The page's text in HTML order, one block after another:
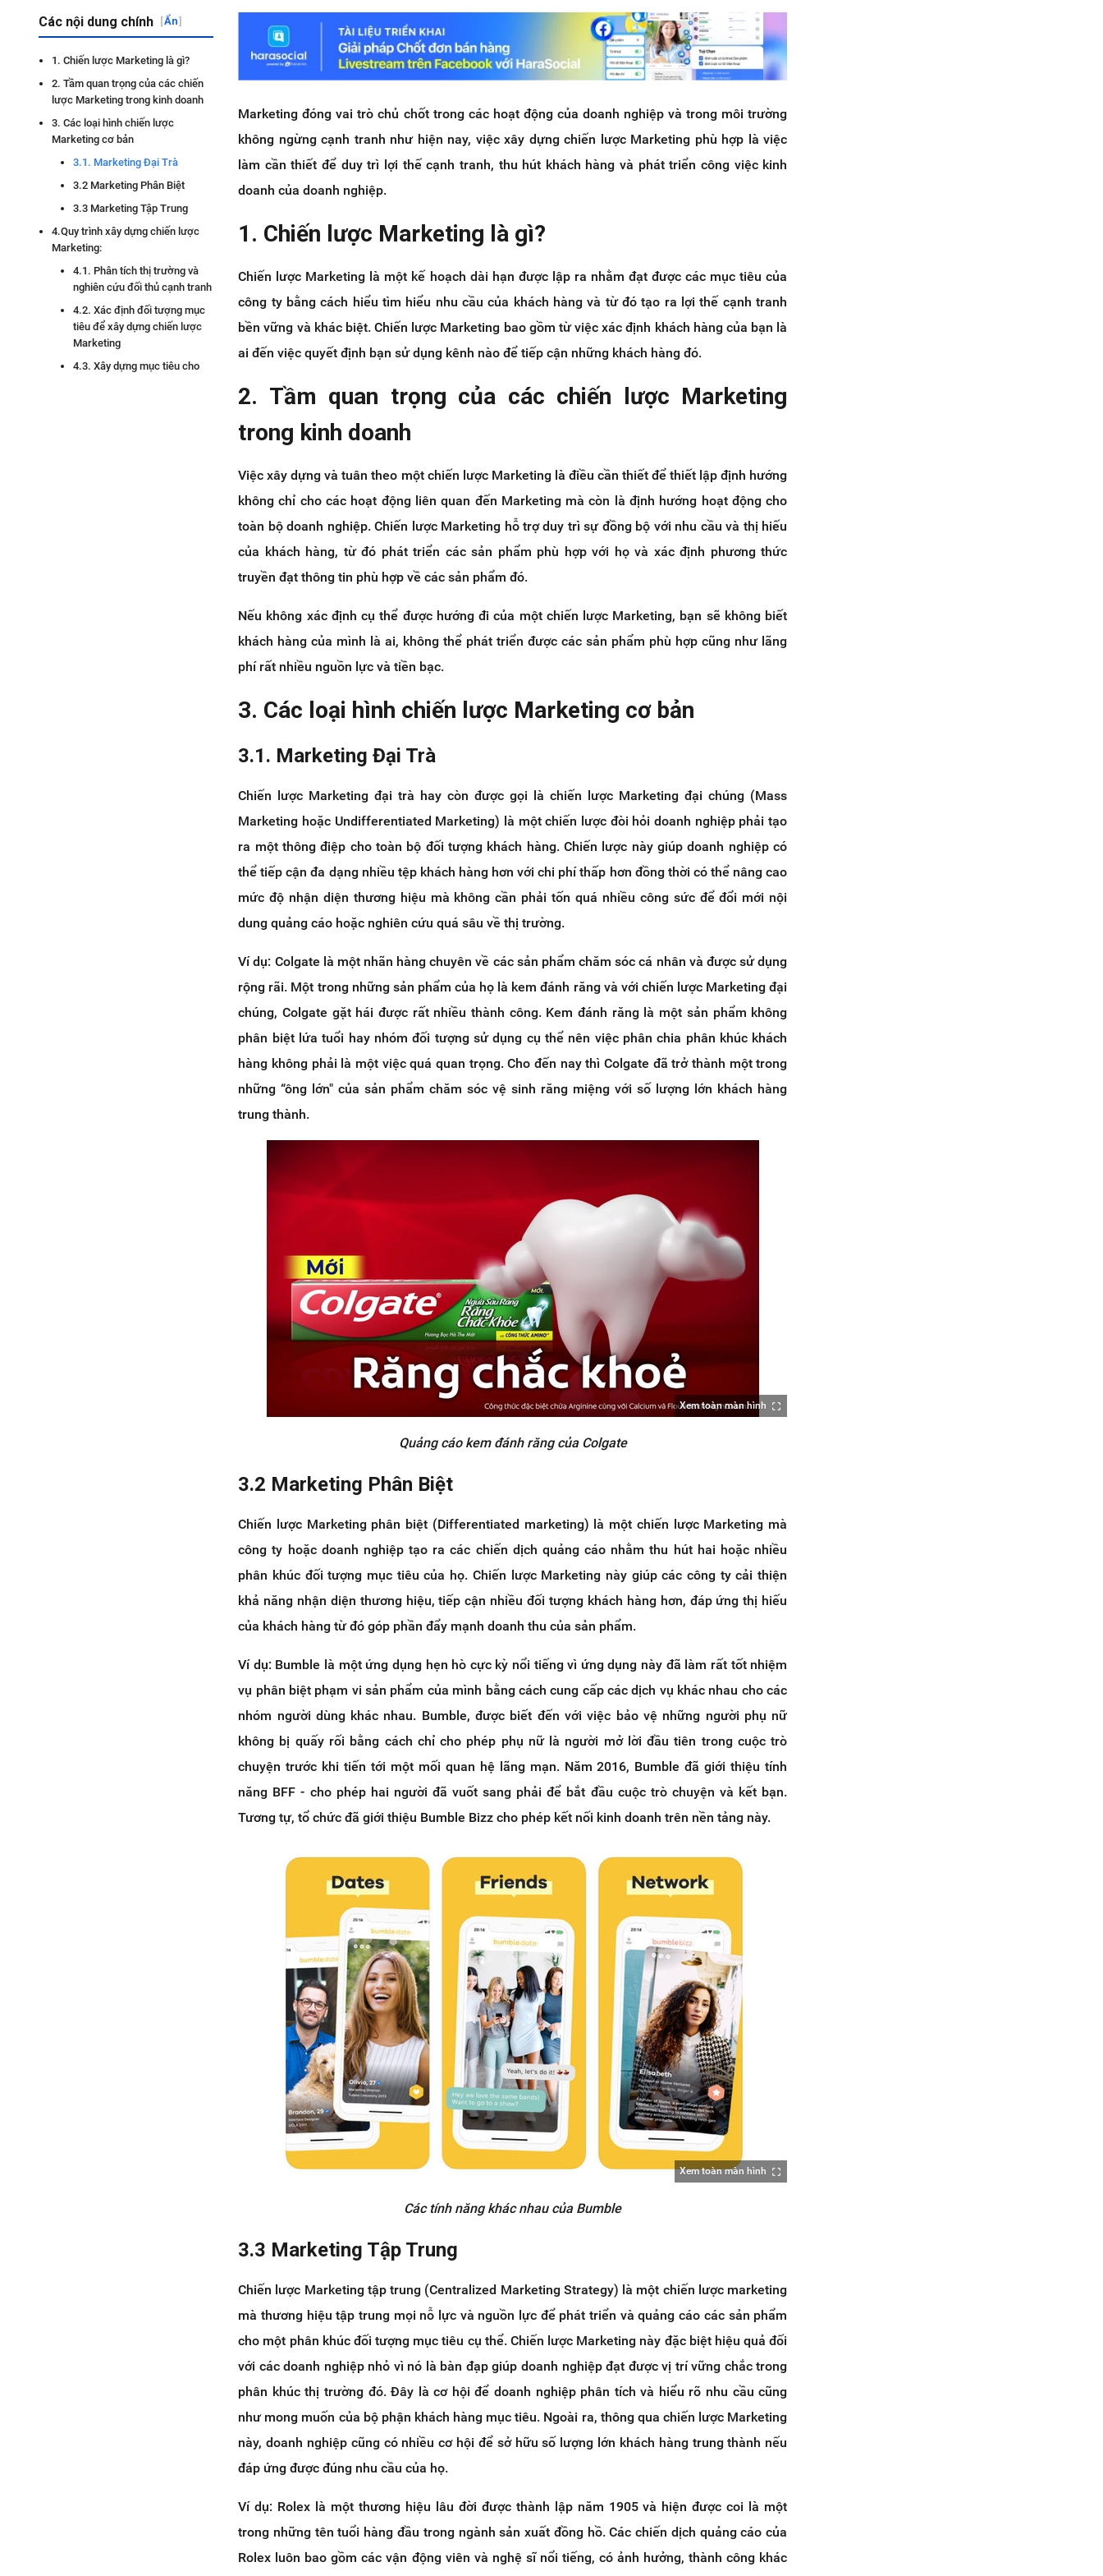
Các nội dung chính [Ẩn]
1. Chiến lược Marketing là gì?
2. Tầm quan trọng của các chiến
lược Marketing trong kinh doanh
3. Các loại hình chiến lược
Marketing cơ bản
3.1. Marketing Đại Trà
3.2 Marketing Phân Biệt
3.3 Marketing Tập Trung
4.Quy trình xây dựng chiến lược
Marketing:
4.1. Phân tích thị trường và
nghiên cứu đối thủ cạnh tranh
4.2. Xác định đối tượng mục
tiêu để xây dựng chiến lược
Marketing
4.3. Xây dựng mục tiêu cho
Marketing đóng vai trò chủ chốt trong các hoạt động của doanh nghiệp và trong môi trường
không ngừng cạnh tranh như hiện nay, việc xây dựng chiến lược Marketing phù hợp là việc
làm cần thiết để duy trì lợi thế cạnh tranh, thu hút khách hàng và phát triển công việc kinh
doanh của doanh nghiệp.
1. Chiến lược Marketing là gì?
Chiến lược Marketing là một kế hoạch dài hạn được lập ra nhằm đạt được các mục tiêu của
công ty bằng cách hiểu tìm hiểu nhu cầu của khách hàng và từ đó tạo ra lợi thế cạnh tranh
bền vững và khác biệt. Chiến lược Marketing bao gồm từ việc xác định khách hàng của bạn là
ai đến việc quyết định bạn sử dụng kênh nào để tiếp cận những khách hàng đó.
2. Tầm quan trọng của các chiến lược Marketing
trong kinh doanh
Việc xây dựng và tuân theo một chiến lược Marketing là điều cần thiết để thiết lập định hướng
không chỉ cho các hoạt động liên quan đến Marketing mà còn là định hướng hoạt động cho
toàn bộ doanh nghiệp. Chiến lược Marketing hỗ trợ duy trì sự đồng bộ với nhu cầu và thị hiếu
của khách hàng, từ đó phát triển các sản phẩm phù hợp với họ và xác định phương thức
truyền đạt thông tin phù hợp về các sản phẩm đó.
Nếu không xác định cụ thể được hướng đi của một chiến lược Marketing, bạn sẽ không biết
khách hàng của mình là ai, không thể phát triển được các sản phẩm phù hợp cũng như lãng
phí rất nhiều nguồn lực và tiền bạc.
3. Các loại hình chiến lược Marketing cơ bản
3.1. Marketing Đại Trà
Chiến lược Marketing đại trà hay còn được gọi là chiến lược Marketing đại chúng (Mass
Marketing hoặc Undifferentiated Marketing) là một chiến lược đòi hỏi doanh nghiệp phải tạo
ra một thông điệp cho toàn bộ đối tượng khách hàng. Chiến lược này giúp doanh nghiệp có
thể tiếp cận đa dạng nhiều tệp khách hàng hơn với chi phí thấp hơn đồng thời có thể nâng cao
mức độ nhận diện thương hiệu mà không cần phải tốn quá nhiều công sức để đổi mới nội
dung quảng cáo hoặc nghiên cứu quá sâu về thị trường.
Ví dụ: Colgate là một nhãn hàng chuyên về các sản phẩm chăm sóc cá nhân và được sử dụng
rộng rãi. Một trong những sản phẩm của họ là kem đánh răng và với chiến lược Marketing đại
chúng, Colgate gặt hái được rất nhiều thành công. Kem đánh răng là một sản phẩm không
phân biệt lứa tuổi hay nhóm đối tượng sử dụng cụ thể nên việc phân chia phân khúc khách
hàng không phải là một việc quá quan trọng. Cho đến nay thì Colgate đã trở thành một trong
những “ông lớn" của sản phẩm chăm sóc vệ sinh răng miệng với số lượng lớn khách hàng
trung thành.
Xem toàn màn hình
Quảng cáo kem đánh răng của Colgate
3.2 Marketing Phân Biệt
Chiến lược Marketing phân biệt (Differentiated marketing) là một chiến lược Marketing mà
công ty hoặc doanh nghiệp tạo ra các chiến dịch quảng cáo nhằm thu hút hai hoặc nhiều
phân khúc đối tượng mục tiêu của họ. Chiến lược Marketing này giúp các công ty cải thiện
khả năng nhận diện thương hiệu, tiếp cận nhiều đối tượng khách hàng hơn, đáp ứng thị hiếu
của khách hàng từ đó góp phần đẩy mạnh doanh thu của sản phẩm.
Ví dụ: Bumble là một ứng dụng hẹn hò cực kỳ nổi tiếng vì ứng dụng này đã làm rất tốt nhiệm
vụ phân biệt phạm vi sản phẩm của mình bằng cách cung cấp các dịch vụ khác nhau cho các
nhóm người dùng khác nhau. Bumble, được biết đến với việc bảo vệ những người phụ nữ
không bị quấy rối bằng cách chỉ cho phép phụ nữ là người mở lời đầu tiên trong cuộc trò
chuyện trước khi tiến tới một mối quan hệ lãng mạn. Năm 2016, Bumble đã giới thiệu tính
năng BFF - cho phép hai người đã vuốt sang phải để bắt đầu cuộc trò chuyện và kết bạn.
Tương tự, tổ chức đã giới thiệu Bumble Bizz cho phép kết nối kinh doanh trên nền tảng này.
Xem toàn màn hình
Các tính năng khác nhau của Bumble
3.3 Marketing Tập Trung
Chiến lược Marketing tập trung (Centralized Marketing Strategy) là một chiến lược marketing
mà thương hiệu tập trung mọi nỗ lực và nguồn lực để phát triển và quảng cáo các sản phẩm
cho một phân khúc đối tượng mục tiêu cụ thể. Chiến lược Marketing này đặc biệt hiệu quả đối
với các doanh nghiệp nhỏ vì nó là bàn đạp giúp doanh nghiệp đạt được vị trí vững chắc trong
phân khúc thị trường đó. Đây là cơ hội để doanh nghiệp phân tích và hiểu rõ nhu cầu cũng
như mong muốn của bộ phận khách hàng mục tiêu. Ngoài ra, thông qua chiến lược Marketing
này, doanh nghiệp cũng có nhiều cơ hội để sở hữu số lượng lớn khách hàng trung thành nếu
đáp ứng được đúng nhu cầu của họ.
Ví dụ: Rolex là một thương hiệu lâu đời được thành lập năm 1905 và hiện được coi là một
trong những tên tuổi hàng đầu trong ngành sản xuất đồng hồ. Các chiến dịch quảng cáo của
Rolex luôn bao gồm các vận động viên và nghệ sĩ nổi tiếng, có ảnh hưởng, thành công khác